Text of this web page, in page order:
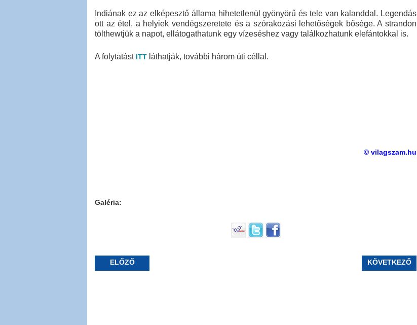
Indiának ez az elképesztő állama hihetetlenül gyönyörű és tele van kalanddal. Legendás
ott az étel, a helyiek vendégszeretete és a szórakozási lehetőségek bősége. A strandon
tölthewtjük a napot, ellátogathatunk egy vízeséshez vagy találkozhatunk elefántokkal is.
A folytatást ITT láthatják, további három úti céllal.
© vilagszam.hu
Galéria:
ELŐZŐ KÖVETKEZŐ